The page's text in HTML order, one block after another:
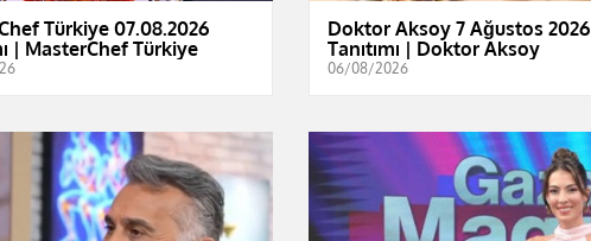
Türkiye 07.08.2026
| MasterChef Türkiye
Doktor Aksoy 7 Ağustos 2026
Tanıtımı | Doktor Aksoy
06/08/2026